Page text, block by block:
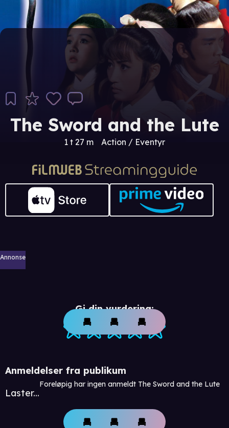
The Sword and the Lute
1 t 27 m Action / Eventyr
Annonse
Gi din vurdering:
Anmeldelser fra publikum
Laster...
Foreløpig har ingen anmeldt The Sword and the Lute